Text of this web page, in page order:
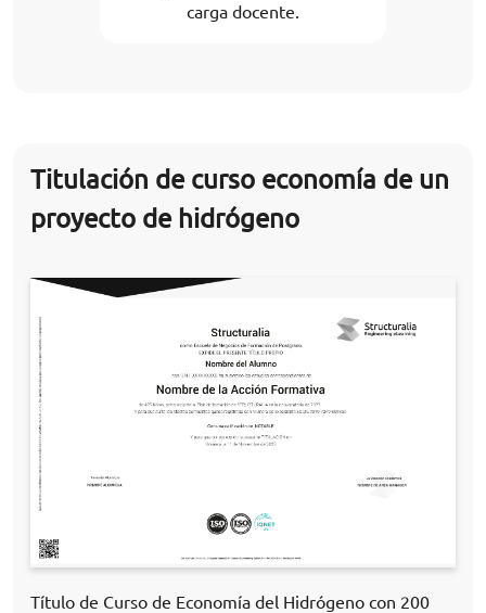
carga docente.
Titulación de curso economía de un
proyecto de hidrógeno
Título de Curso de Economía del Hidrógeno con 200